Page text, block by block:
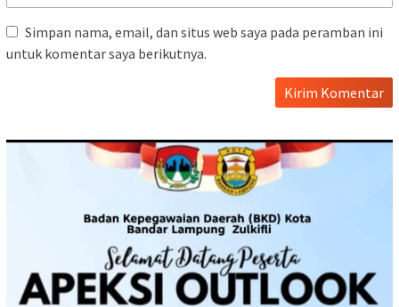
Simpan nama, email, dan situs web saya pada peramban ini
untuk komentar saya berikutnya.